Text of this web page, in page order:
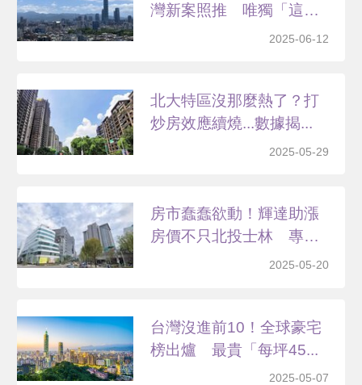
灣新案照推 唯獨「這
2025-06-12
北大特區沒那麼熱了？打
炒房效應續燒...數據揭...
2025-05-29
房市蠢蠢欲動！輝達助漲
房價不只北投士林 專家
2025-05-20
台灣沒進前10！全球豪宅
榜出爐 最貴「每坪45...
2025-05-07